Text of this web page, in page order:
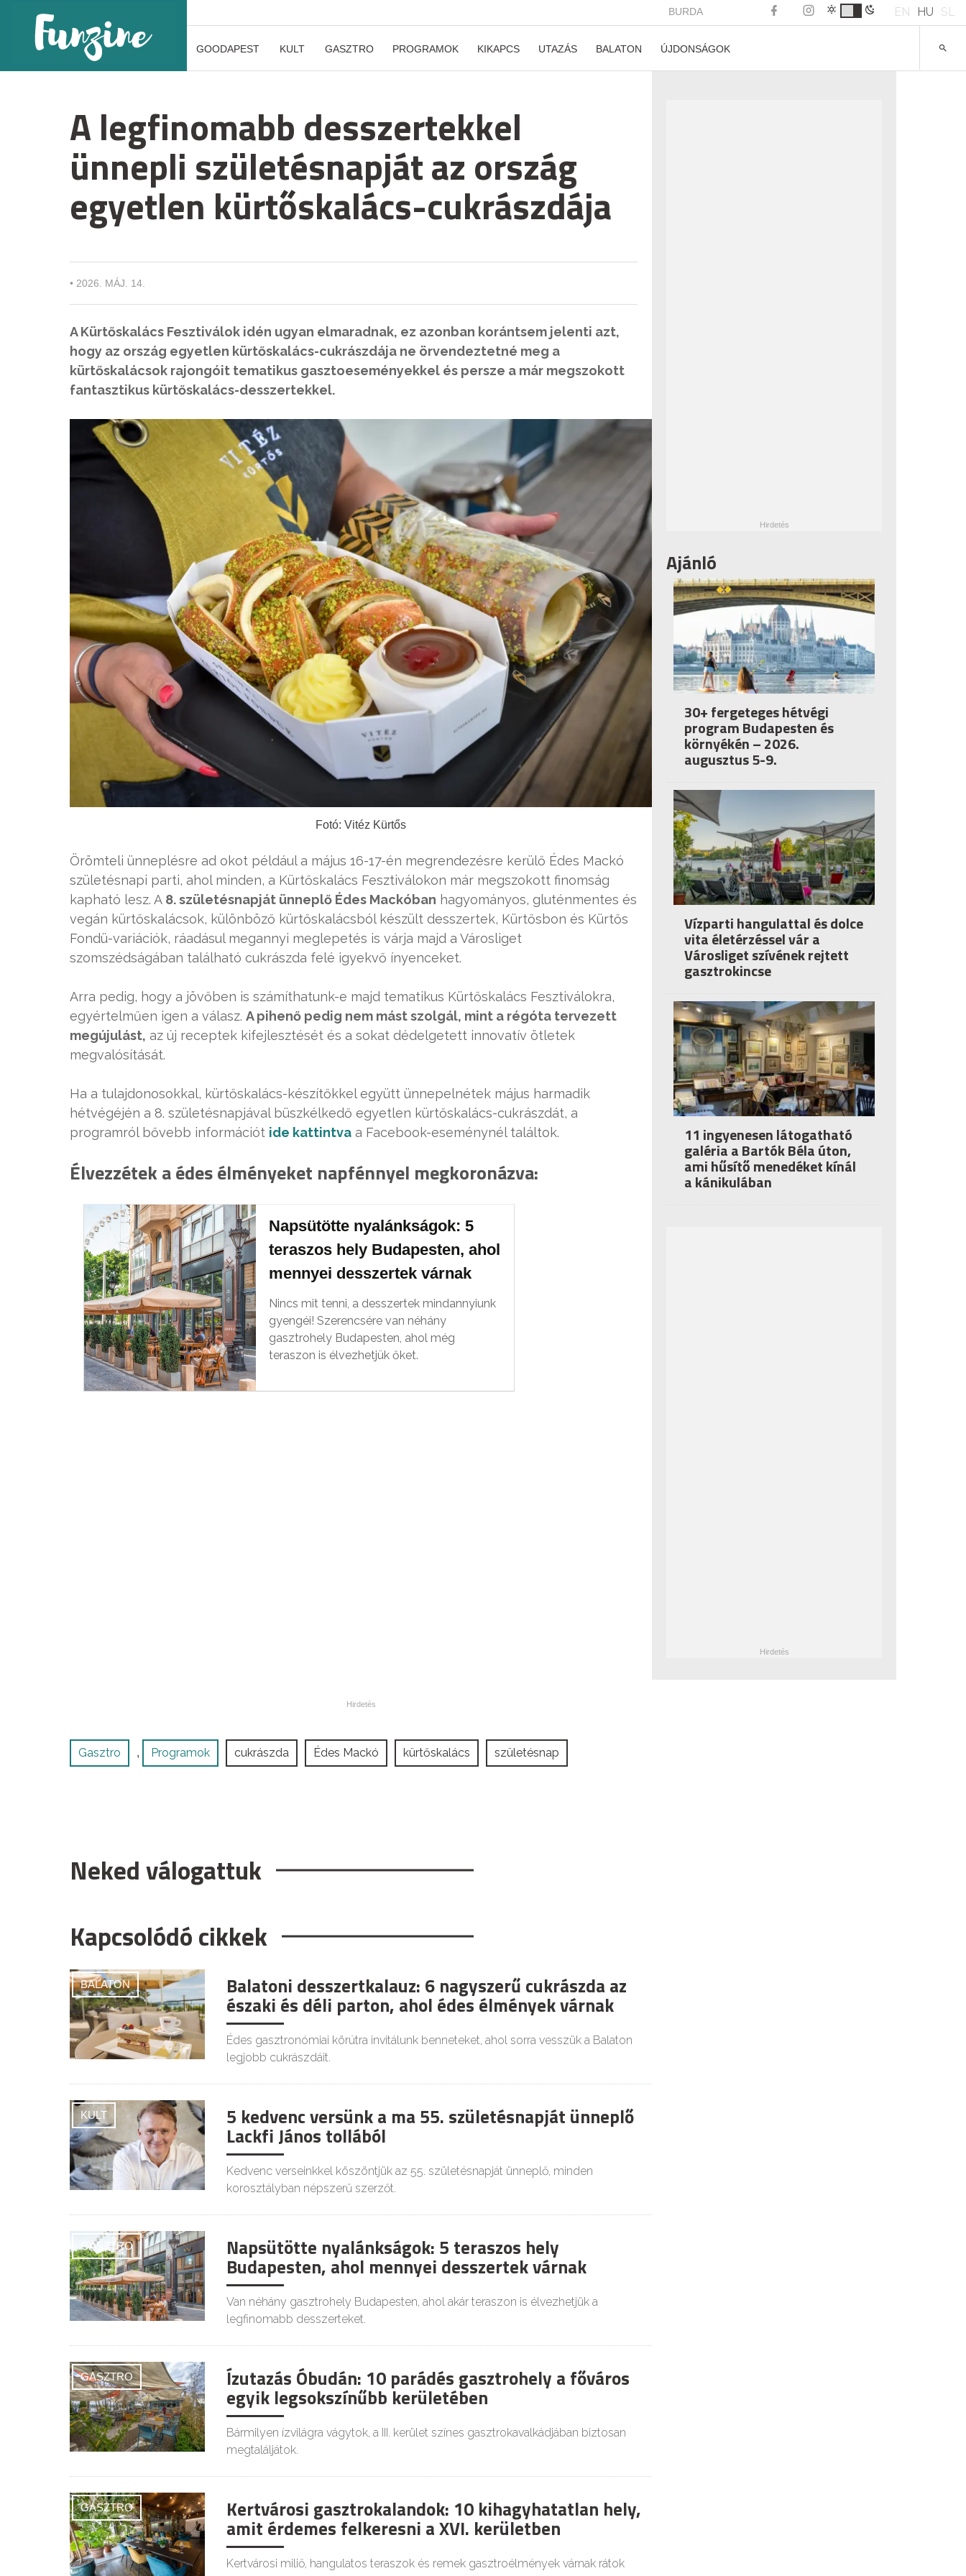
BURDA EN HU SL
GOODAPEST KULT GASZTRO PROGRAMOK KIKAPCS UTAZÁS BALATON ÚJDONSÁGOK
A legfinomabb desszertekkel
ünnepli születésnapját az ország
egyetlen kürtőskalács-cukrászdája
• 2026. MÁJ. 14.
A Kürtőskalács Fesztiválok idén ugyan elmaradnak, ez azonban korántsem jelenti azt,
hogy az ország egyetlen kürtőskalács-cukrászdája ne örvendeztetné meg a
kürtőskalácsok rajongóit tematikus gasztoeseményekkel és persze a már megszokott
fantasztikus kürtőskalács-desszertekkel.
Fotó: Vitéz Kürtős
Örömteli ünneplésre ad okot például a május 16-17-én megrendezésre kerülő Édes Mackó
születésnapi parti, ahol minden, a Kürtőskalács Fesztiválokon már megszokott finomság
kapható lesz. A 8. születésnapját ünneplő Édes Mackóban hagyományos, gluténmentes és
vegán kürtőskalácsok, különböző kürtőskalácsból készült desszertek, Kürtősbon és Kürtős
Fondü-variációk, ráadásul megannyi meglepetés is várja majd a Városliget
szomszédságában található cukrászda felé igyekvő ínyenceket.
Arra pedig, hogy a jövőben is számíthatunk-e majd tematikus Kürtőskalács Fesztiválokra,
egyértelműen igen a válasz. A pihenő pedig nem mást szolgál, mint a régóta tervezett
megújulást, az új receptek kifejlesztését és a sokat dédelgetett innovatív ötletek
megvalósítását.
Ha a tulajdonosokkal, kürtőskalács-készítőkkel együtt ünnepelnétek május harmadik
hétvégéjén a 8. születésnapjával büszkélkedő egyetlen kürtőskalács-cukrászdát, a
programról bővebb információt ide kattintva a Facebook-eseménynél találtok.
Élvezzétek a édes élményeket napfénnyel megkoronázva:
Napsütötte nyalánkságok: 5
teraszos hely Budapesten, ahol
mennyei desszertek várnak
Nincs mit tenni, a desszertek mindannyiunk
gyengéi! Szerencsére van néhány
gasztrohely Budapesten, ahol még
teraszon is élvezhetjük őket.
Gasztro , Programok cukrászda Édes Mackó kürtőskalács születésnap
Neked válogattuk
Kapcsolódó cikkek
BALATON Balatoni desszertkalauz: 6 nagyszerű cukrászda az
északi és déli parton, ahol édes élmények várnak
Édes gasztronómiai körútra invitálunk benneteket, ahol sorra vesszük a Balaton
legjobb cukrászdáit.
KULT 5 kedvenc versünk a ma 55. születésnapját ünneplő
Lackfi János tollából
Kedvenc verseinkkel köszöntjük az 55. születésnapját ünneplő, minden
korosztályban népszerű szerzőt.
GASZTRO Napsütötte nyalánkságok: 5 teraszos hely
Budapesten, ahol mennyei desszertek várnak
Van néhány gasztrohely Budapesten, ahol akár teraszon is élvezhetjük a
legfinomabb desszerteket.
GASZTRO Ízutazás Óbudán: 10 parádés gasztrohely a főváros
egyik legsokszínűbb kerületében
Bármilyen ízvilágra vágytok, a III. kerület színes gasztrokavalkádjában biztosan
megtaláljátok.
GASZTRO Kertvárosi gasztrokalandok: 10 kihagyhatatlan hely,
amit érdemes felkeresni a XVI. kerületben
Kertvárosi miliő, hangulatos teraszok és remek gasztroélmények várnak rátok
Ajánló
30+ fergeteges hétvégi
program Budapesten és
környékén – 2026.
augusztus 5-9.
Vízparti hangulattal és dolce
vita életérzéssel vár a
Városliget szívének rejtett
gasztrokincse
11 ingyenesen látogatható
galéria a Bartók Béla úton,
ami hűsítő menedéket kínál
a kánikulában